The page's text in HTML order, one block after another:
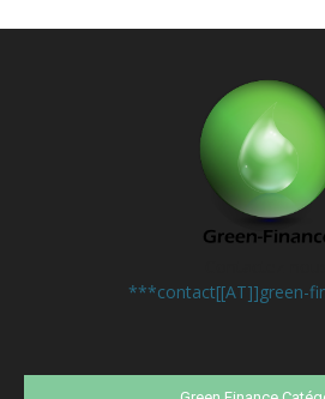
***contact[[AT]]green-